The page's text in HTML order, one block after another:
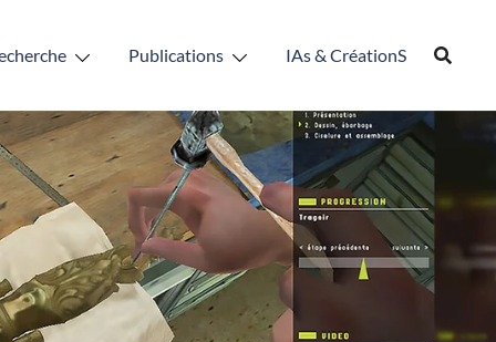
Publications IAs & CréationS